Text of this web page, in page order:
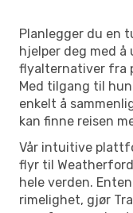
Planlegger du en
hjelper deg med
flyalternativer fra
Med tilgang til
enkelt å
kan finne reisen
Vår intuitive
flyr til
hele verden.
rimelighet, gjør